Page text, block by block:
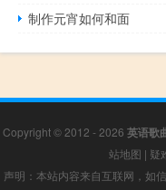
制作元宵如何和面
Copyright © 2012 - 2026 英语歌
站地图 | 疑
声明：本站内容来自互联网，如